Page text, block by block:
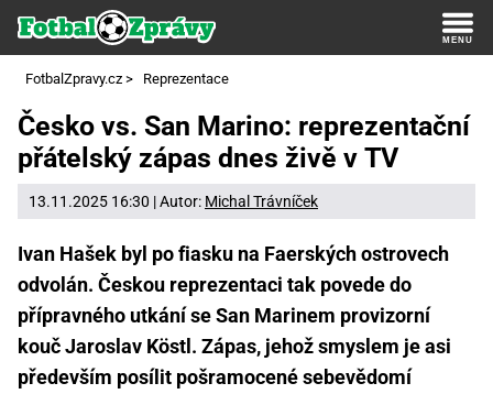
FotbalZpravy.cz > Reprezentace
Česko vs. San Marino: reprezentační
přátelský zápas dnes živě v TV
13.11.2025 16:30 | Autor: Michal Trávníček
Ivan Hašek byl po fiasku na Faerských ostrovech
odvolán. Českou reprezentaci tak povede do
přípravného utkání se San Marinem provizorní
kouč Jaroslav Köstl. Zápas, jehož smyslem je asi
především posílit pošramocené sebevědomí